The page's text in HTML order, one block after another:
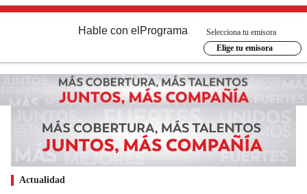
Hable con el Programa
Selecciona tu emisora
Elige tu emisora
Actualidad